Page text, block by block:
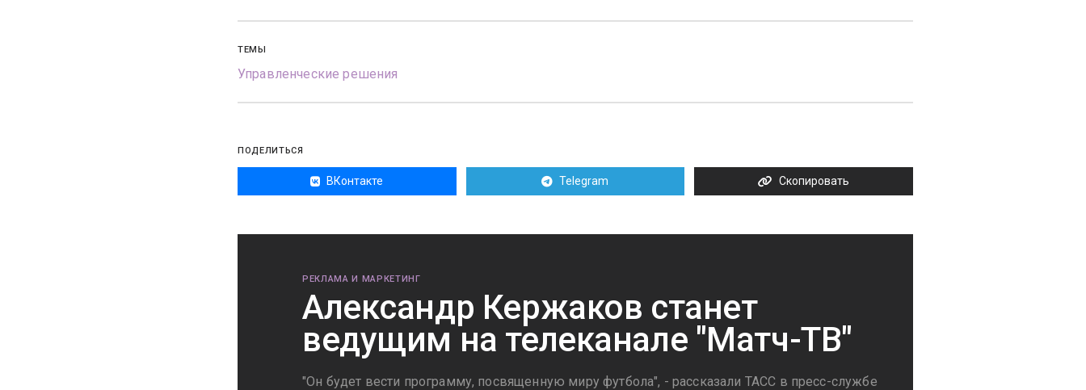
ТЕМЫ
Управленческие решения
ПОДЕЛИТЬСЯ
ВКонтакте Telegram Скопировать
РЕКЛАМА И МАРКЕТИНГ
Александр Кержаков станет
ведущим на телеканале "Матч-ТВ"
"Он будет вести программу, посвященную миру футбола", - рассказали ТАСС в пресс-службе